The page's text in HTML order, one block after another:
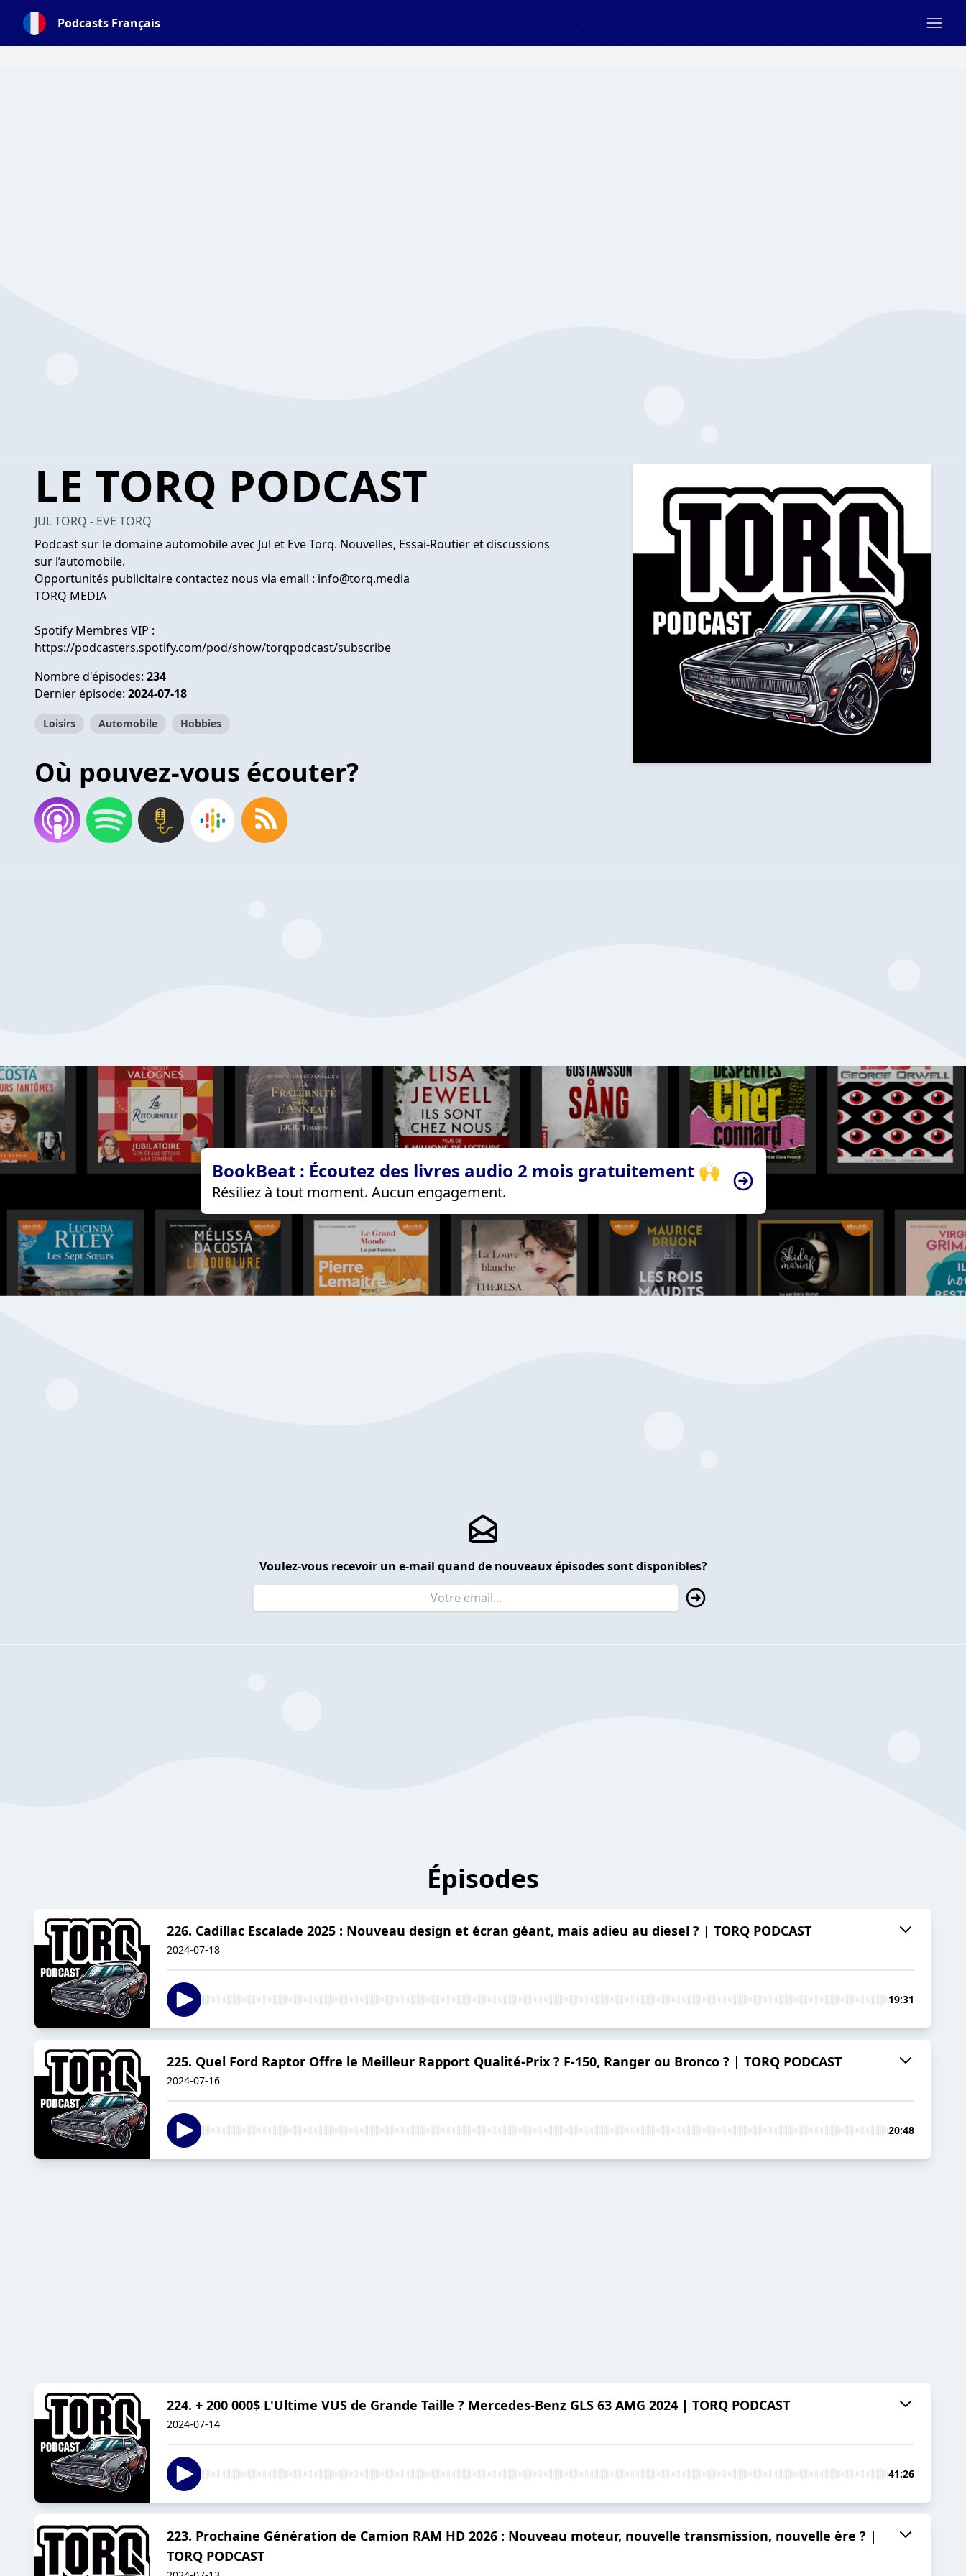
Podcasts Français
LE TORQ PODCAST
JUL TORQ - EVE TORQ
Podcast sur le domaine automobile avec Jul et Eve Torq. Nouvelles, Essai-Routier et discussions
sur l’automobile.
Opportunités publicitaire contactez nous via email : info@torq.media
TORQ MEDIA
Spotify Membres VIP :
https://podcasters.spotify.com/pod/show/torqpodcast/subscribe
Nombre d'épisodes: 234
Dernier épisode: 2024-07-18
Loisirs Automobile Hobbies
Où pouvez-vous écouter?
BookBeat : Écoutez des livres audio 2 mois gratuitement 🙌
Résiliez à tout moment. Aucun engagement.
Voulez-vous recevoir un e-mail quand de nouveaux épisodes sont disponibles?
Épisodes
226. Cadillac Escalade 2025 : Nouveau design et écran géant, mais adieu au diesel ? | TORQ PODCAST
2024-07-18
19:31
225. Quel Ford Raptor Offre le Meilleur Rapport Qualité-Prix ? F-150, Ranger ou Bronco ? | TORQ PODCAST
2024-07-16
20:48
224. + 200 000$ L'Ultime VUS de Grande Taille ? Mercedes-Benz GLS 63 AMG 2024 | TORQ PODCAST
2024-07-14
41:26
223. Prochaine Génération de Camion RAM HD 2026 : Nouveau moteur, nouvelle transmission, nouvelle ère ? |
TORQ PODCAST